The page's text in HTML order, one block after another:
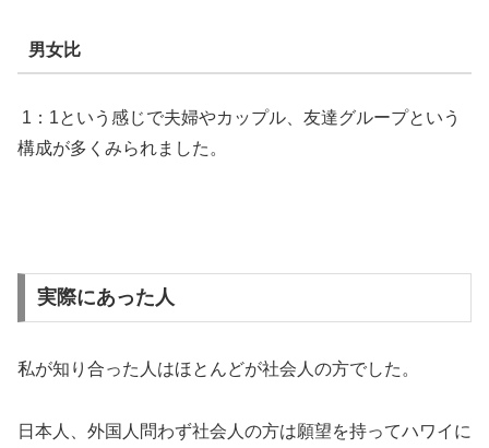
男女比
1：1という感じで夫婦やカップル、友達グループという
構成が多くみられました。
実際にあった人
私が知り合った人はほとんどが社会人の方でした。
日本人、外国人問わず社会人の方は願望を持ってハワイに